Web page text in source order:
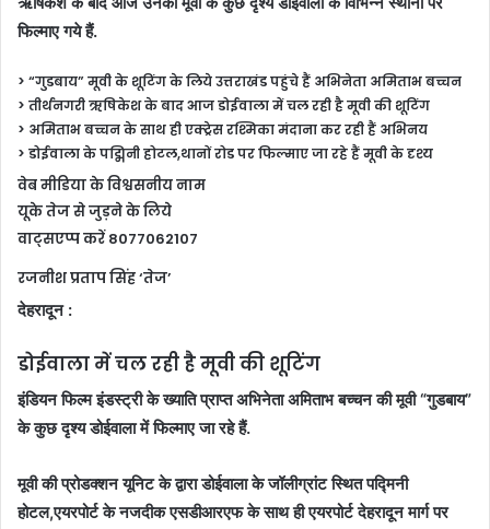
फिल्माए गये हैं.
> “गुडबाय” मूवी के शूटिंग के लिये उत्तराखंड पहुंचे हैं अभिनेता अमिताभ बच्चन
> तीर्थनगरी ऋषिकेश के बाद आज डोईवाला में चल रही है मूवी की शूटिंग
> अमिताभ बच्चन के साथ ही एक्ट्रेस रश्मिका मंदाना कर रही हैं अभिनय
> डोईवाला के पद्मिनी होटल,थानों रोड पर फिल्माए जा रहे हैं मूवी के दृश्य
वेब मीडिया के विश्वसनीय नाम
यूके तेज से जुड़ने के लिये
वाट्सएप्प करें 8077062107
रजनीश प्रताप सिंह ‘तेज’
देहरादून :
डोईवाला में चल रही है मूवी की शूटिंग
इंडियन फिल्म इंडस्ट्री के ख्याति प्राप्त अभिनेता अमिताभ बच्चन की मूवी “गुडबाय”
के कुछ दृश्य डोईवाला में फिल्माए जा रहे हैं.
मूवी की प्रोडक्शन यूनिट के द्वारा डोईवाला के जॉलीग्रांट स्थित पद्मिनी
होटल,एयरपोर्ट के नजदीक एसडीआरएफ के साथ ही एयरपोर्ट देहरादून मार्ग पर